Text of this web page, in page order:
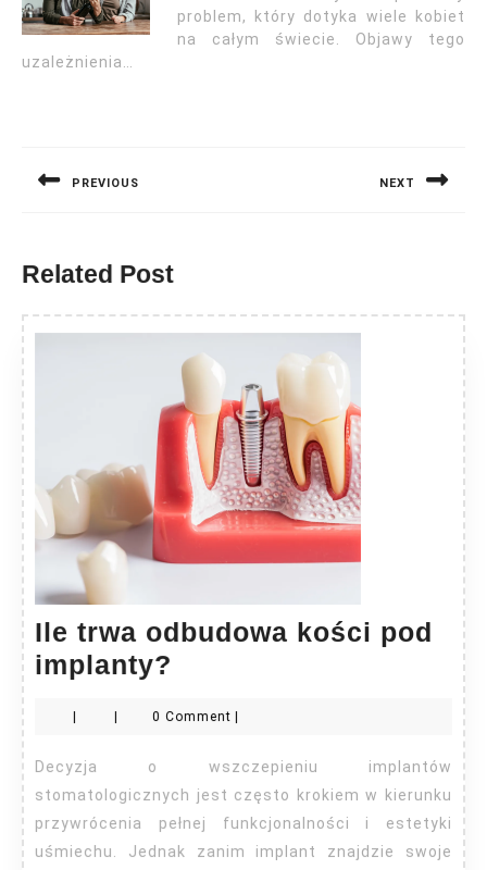
problem, który dotyka wiele kobiet
na całym świecie. Objawy tego
uzależnienia…
PREVIOUS NEXT
Related Post
Ile trwa odbudowa kości pod
implanty?
odbudowa
kości
pod
implanty?
0 Comment
Decyzja o wszczepieniu implantów
stomatologicznych jest często krokiem w kierunku
przywrócenia pełnej funkcjonalności i estetyki
uśmiechu. Jednak zanim implant znajdzie swoje